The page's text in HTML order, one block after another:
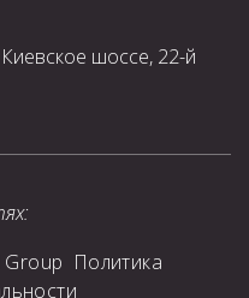
шоссе, 22-й
Group Политика